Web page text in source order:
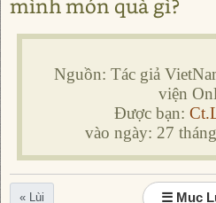
mình món quà gì?
Nguồn: Tác giả
viện
Được bạn:
vào ngày: 27
« Lùi ☰ Mục